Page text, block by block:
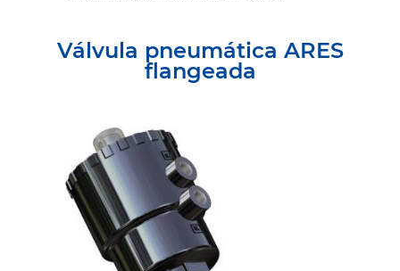
Válvula pneumática ARES
flangeada